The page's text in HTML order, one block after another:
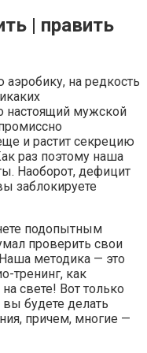
| править
на редкость
настоящий мужской
и растит секрецию
раз поэтому наша
Наоборот, дефицит
заблокируете
подопытным
проверить свои
методика — это
тренинг, как
свете! Вот только
будете делать
причем, многие —